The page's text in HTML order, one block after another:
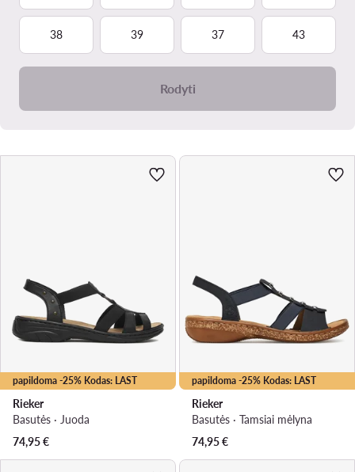
38 39 37 43
Rodyti
papildoma -25% Kodas: LAST
Rieker
Basutės · Juoda
74,95€
papildoma -25% Kodas: LAST
Rieker
Basutės · Tamsiai mėlyna
74,95€